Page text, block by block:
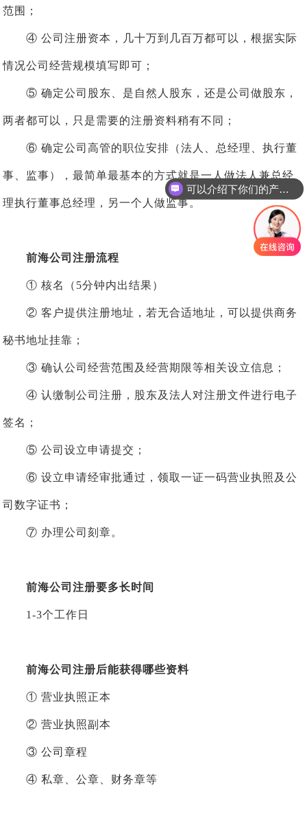
范围；
④ 公司注册资本，几十万到几百万都可以，根据实际
情况公司经营规模填写即可；
⑤ 确定公司股东、是自然人股东，还是公司做股东，
两者都可以，只是需要的注册资料稍有不同；
⑥ 确定公司高管的职位安排（法人、总经理、执行董
事、监事），最简单最基本的方式就是一人做法人兼总经
理执行董事总经理，另一个人做监事。
前海公司注册流程
① 核名（5分钟内出结果）
② 客户提供注册地址，若无合适地址，可以提供商务
秘书地址挂靠；
③ 确认公司经营范围及经营期限等相关设立信息；
④ 认缴制公司注册，股东及法人对注册文件进行电子
签名；
⑤ 公司设立申请提交；
⑥ 设立申请经审批通过，领取一证一码营业执照及公
司数字证书；
⑦ 办理公司刻章。
前海公司注册要多长时间
1-3个工作日
前海公司注册后能获得哪些资料
① 营业执照正本
② 营业执照副本
③ 公司章程
④ 私章、公章、财务章等
可以介绍下你们的产品么